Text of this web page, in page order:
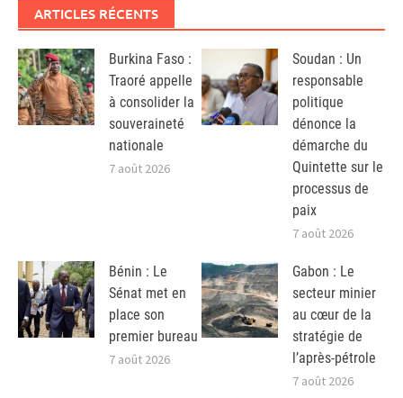
ARTICLES RÉCENTS
Burkina Faso :
Traoré appelle
à consolider la
souveraineté
nationale
7 août 2026
Soudan : Un
responsable
politique
dénonce la
démarche du
Quintette sur le
processus de
paix
7 août 2026
Bénin : Le
Sénat met en
place son
premier bureau
7 août 2026
Gabon : Le
secteur minier
au cœur de la
stratégie de
l’après-pétrole
7 août 2026